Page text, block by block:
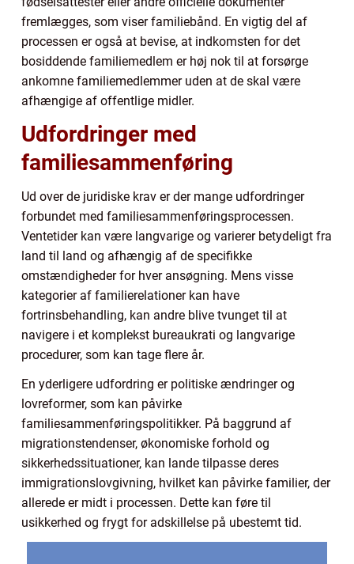
fremlægges, som viser familiebånd. En vigtig del af
processen er også at bevise, at indkomsten for det
bosiddende familiemedlem er høj nok til at forsørge
ankomne familiemedlemmer uden at de skal være
afhængige af offentlige midler.
Udfordringer med
familiesammenføring
Ud over de juridiske krav er der mange udfordringer
forbundet med familiesammenføringsprocessen.
Ventetider kan være langvarige og varierer betydeligt fra
land til land og afhængig af de specifikke
omstændigheder for hver ansøgning. Mens visse
kategorier af familierelationer kan have
fortrinsbehandling, kan andre blive tvunget til at
navigere i et komplekst bureaukrati og langvarige
procedurer, som kan tage flere år.
En yderligere udfordring er politiske ændringer og
lovreformer, som kan påvirke
familiesammenføringspolitikker. På baggrund af
migrationstendenser, økonomiske forhold og
sikkerhedssituationer, kan lande tilpasse deres
immigrationslovgivning, hvilket kan påvirke familier, der
allerede er midt i processen. Dette kan føre til
usikkerhed og frygt for adskillelse på ubestemt tid.